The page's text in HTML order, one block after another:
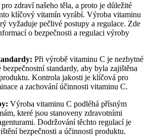
zdraví našeho těla, a proto je důležité
klíčový vitamín vyrábí. Výroba vitaminu
vyžaduje pečlivé postupy a regulace. Zde
o bezpečnosti a regulaci výroby
Při výrobě vitaminu C je nezbytné
standardy, aby byla zajištěna
Kontrola jakosti je klíčová pro
a zachování účinnosti vitaminu C.
Výroba vitaminu C podléhá přísným
které jsou stanoveny zdravotními
Dodržování těchto regulací je
bezpečnosti a účinnosti produktu.